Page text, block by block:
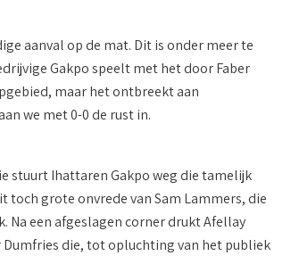
aanval op de mat. Dit is onder meer te
Gakpo speelt met het door Faber
maar het ontbreekt aan
we met 0-0 de rust in.
stuurt Ihattaren Gakpo weg die tamelijk
grote onvrede van Sam Lammers, die
een afgeslagen corner drukt Afellay
die, tot opluchting van het publiek